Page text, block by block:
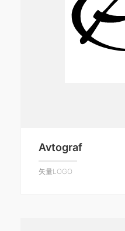
Avtograf
矢量LOGO